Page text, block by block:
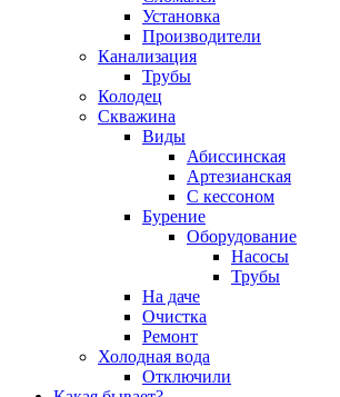
Установка
Производители
Канализация
Трубы
Колодец
Скважина
Виды
Абиссинская
Артезианская
С кессоном
Бурение
Оборудование
Насосы
Трубы
На даче
Очистка
Ремонт
Холодная вода
Отключили